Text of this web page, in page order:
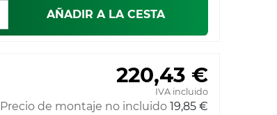
AÑADIR A LA CESTA
220,43 €
IVA incluido
Precio de montaje no incluido 19,85 €